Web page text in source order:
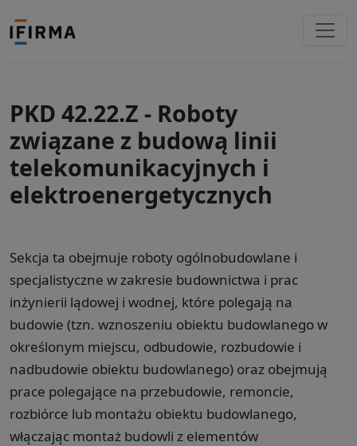
PKD 42.22.Z - Roboty
związane z budową linii
telekomunikacyjnych i
elektroenergetycznych
Sekcja ta obejmuje roboty ogólnobudowlane i
specjalistyczne w zakresie budownictwa i prac
inżynierii lądowej i wodnej, które polegają na
budowie (tzn. wznoszeniu obiektu budowlanego w
określonym miejscu, odbudowie, rozbudowie i
nadbudowie obiektu budowlanego) oraz obejmują
prace polegające na przebudowie, remoncie,
rozbiórce lub montażu obiektu budowlanego,
włączając montaż budowli z elementów